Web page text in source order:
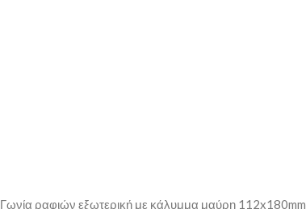
Γωνία ραφιών εξωτερική με κάλυμμα μαύρη 112x180mm